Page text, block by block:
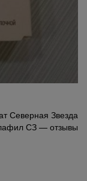
Северная Звезда
СЗ — отзывы